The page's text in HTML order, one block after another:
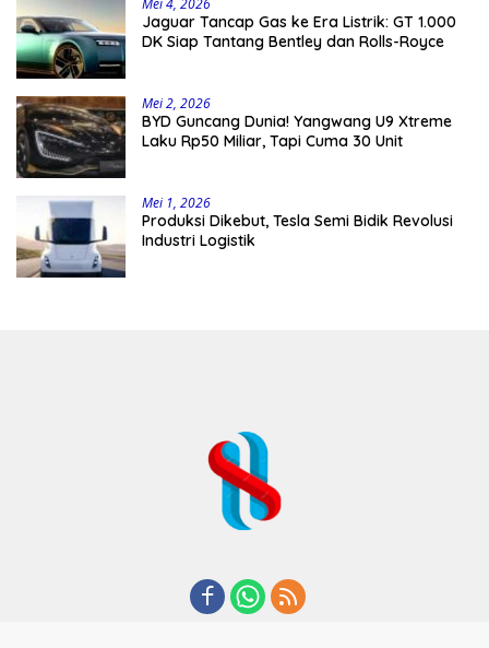
Mei 4, 2026
Jaguar Tancap Gas ke Era Listrik: GT 1.000
DK Siap Tantang Bentley dan Rolls-Royce
Mei 2, 2026
BYD Guncang Dunia! Yangwang U9 Xtreme
Laku Rp50 Miliar, Tapi Cuma 30 Unit
Mei 1, 2026
Produksi Dikebut, Tesla Semi Bidik Revolusi
Industri Logistik